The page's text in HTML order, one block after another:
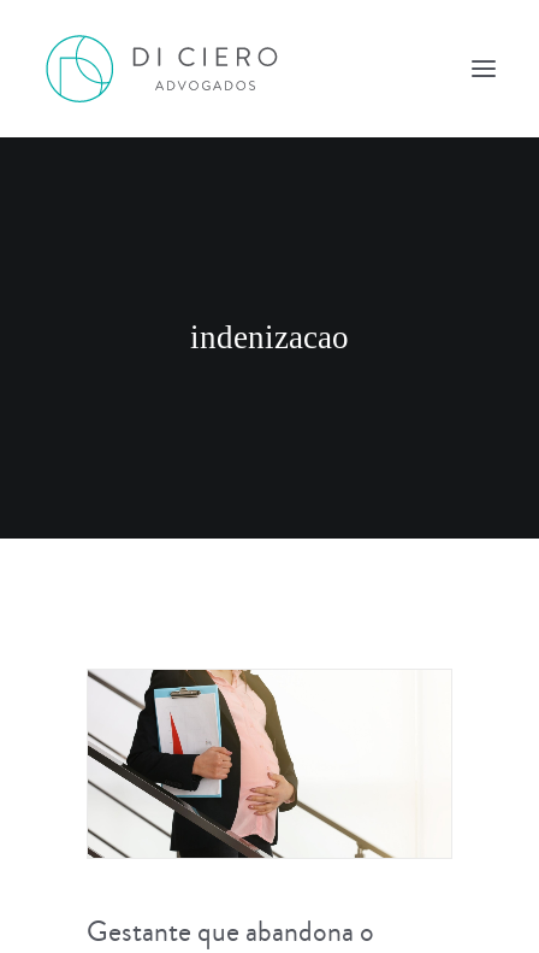
indenizacao
Gestante que abandona o